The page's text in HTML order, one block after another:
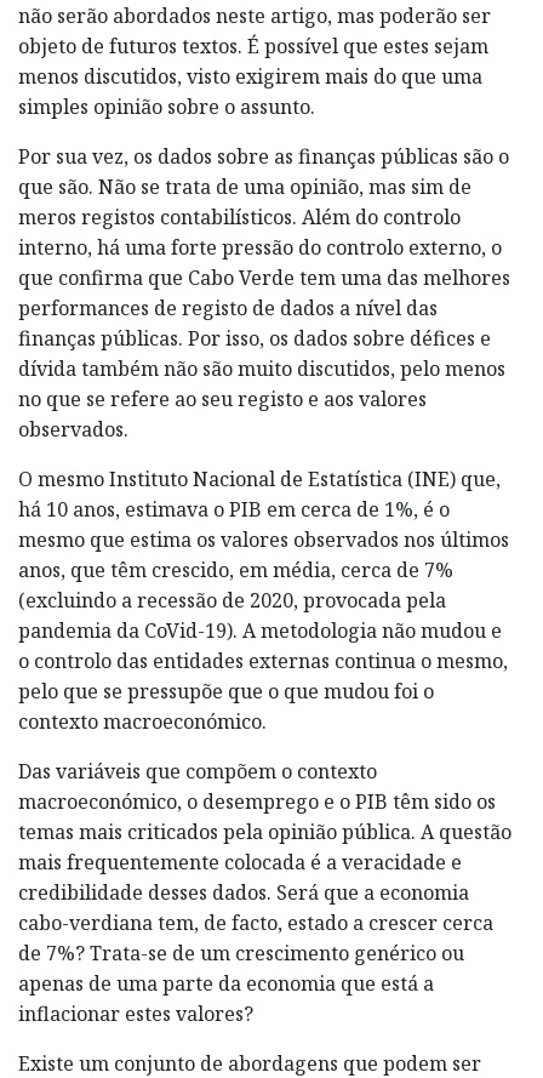
não serão abordados neste artigo, mas poderão ser
objeto de futuros textos. É possível que estes sejam
menos discutidos, visto exigirem mais do que uma
simples opinião sobre o assunto.
Por sua vez, os dados sobre as finanças públicas são o
que são. Não se trata de uma opinião, mas sim de
meros registos contabilísticos. Além do controlo
interno, há uma forte pressão do controlo externo, o
que confirma que Cabo Verde tem uma das melhores
performances de registo de dados a nível das
finanças públicas. Por isso, os dados sobre défices e
dívida também não são muito discutidos, pelo menos
no que se refere ao seu registo e aos valores
observados.
O mesmo Instituto Nacional de Estatística (INE) que,
há 10 anos, estimava o PIB em cerca de 1%, é o
mesmo que estima os valores observados nos últimos
anos, que têm crescido, em média, cerca de 7%
(excluindo a recessão de 2020, provocada pela
pandemia da CoVid-19). A metodologia não mudou e
o controlo das entidades externas continua o mesmo,
pelo que se pressupõe que o que mudou foi o
contexto macroeconómico.
Das variáveis que compõem o contexto
macroeconómico, o desemprego e o PIB têm sido os
temas mais criticados pela opinião pública. A questão
mais frequentemente colocada é a veracidade e
credibilidade desses dados. Será que a economia
cabo-verdiana tem, de facto, estado a crescer cerca
de 7%? Trata-se de um crescimento genérico ou
apenas de uma parte da economia que está a
inflacionar estes valores?
Existe um conjunto de abordagens que podem ser